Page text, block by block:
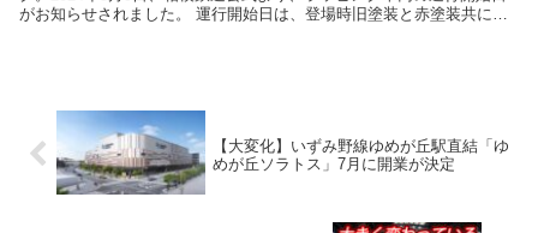
がお知らせされました。 運行開始日は、登場時旧塗装と赤塗装共に、5
【大変化】いずみ野線ゆめが丘駅直結「ゆ
めが丘ソラトス」7月に開業が決定